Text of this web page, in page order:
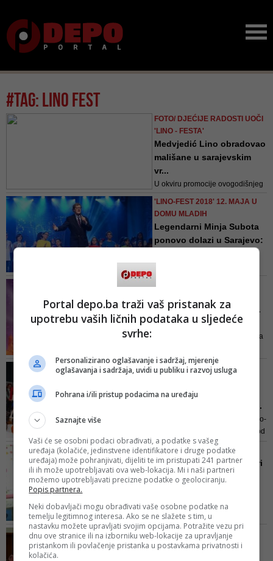
#tag: lino fest
FOTO/ DJEĆIJE RADOSTI UOČI
'LINO - FESTA'
Medvjedić Lino obradovao
mališane u sarajevskim
vr...
U okviru promocije ovogodišnjeg
Sarajevu
'LINO-FEST 2018' 12. MAJA U
DOMU MLADIH
Legendarni Minja Subota
ponovo dolazi u Sarajevo:
koji će se održati 12. svibnja/maja
2018. godine, s početkom u 17:00
sati, u „Domu mladih“ u Sarajevu
Učimo o Europi - tema 16.
dječjeg festivala 'LINO-...
Prodaja ulaznica za festival je na
(Plato Skenderija) po cijeni od 5
KM
12. MAJA U DOMU MLADIH U
Stiže 16. festival dječje
pjesme 'Lino-Fest 2018' ...
Karte za ovogodišni festival „Lino-
Fest 2018“ moći će se nabaviti od
23. 4. 2018. na blagajni
„Skenderija“ (Plato „Skenderija“)
po cijeni od 5,00 KM
FOTO/ UOČI FESTIVALA
Medvjedić Lino i volonteri
Lino-Festa posjetili sa...
djecom i pozvao ih na festival
„Lino-Fest 2017“, koji će se 27.
svibnja/maja 2017. godine, s
početkom u 17 sati, održati u
„Domu mladih“ u Sarajevu
27. MAJA U DOMU MLADIH
Ulaznice puštene u
Portal depo.ba traži vaš pristanak za
upotrebu vaših ličnih podataka u sljedeće
svrhe:
Personalizirano oglašavanje i sadržaj, mjerenje
oglašavanja i sadržaja, uvidi u publiku i razvoj usluga
Pohrana i/ili pristup podacima na uređaju
Saznajte više
Vaši će se osobni podaci obrađivati, a podatke s vašeg
uređaja (kolačiće, jedinstvene identifikatore i druge podatke
uređaja) može pohranjivati, dijeliti te im pristupati 241 partner
ili ih može upotrebljavati ova web-lokacija. Mi i naši partneri
možemo upotrebljavati precizne podatke o geolociranju.
Popis partnera.
Neki dobavljači mogu obrađivati vaše osobne podatke na
temelju legitimnog interesa. Ako se ne slažete s tim, u
nastavku možete upravljati svojim opcijama. Potražite vezu pri
dnu ove stranice ili na izborniku web-lokacije za upravljanje
pristankom ili povlačenje pristanka u postavkama privatnosti i
kolačića.